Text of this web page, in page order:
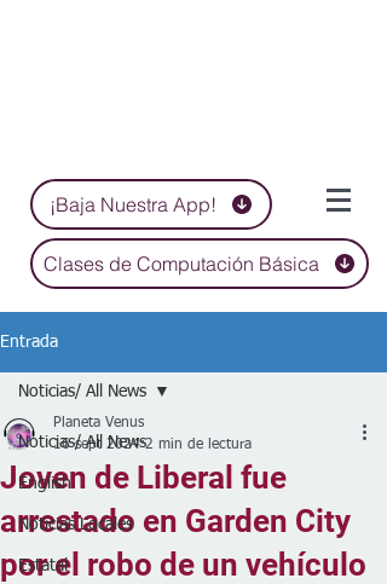
¡Baja Nuestra App!
Clases de Computación Básica
Entrada
Noticias/ All News
English
Noticias Locales
Estatal
Noticias/ All News
Joven de Liberal fue
arrestado en Garden City
por el robo de un vehículo
Planeta Venus
16 sept 2024 2 min de lectura